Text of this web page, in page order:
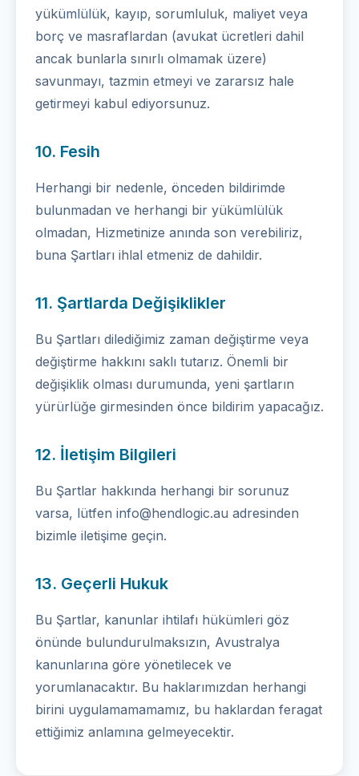
yükümlülük, kayıp, sorumluluk, maliyet veya
borç ve masraflardan (avukat ücretleri dahil
ancak bunlarla sınırlı olmamak üzere)
savunmayı, tazmin etmeyi ve zararsız hale
getirmeyi kabul ediyorsunuz.
10. Fesih
Herhangi bir nedenle, önceden bildirimde
bulunmadan ve herhangi bir yükümlülük
olmadan, Hizmetinize anında son verebiliriz,
buna Şartları ihlal etmeniz de dahildir.
11. Şartlarda Değişiklikler
Bu Şartları dilediğimiz zaman değiştirme veya
değiştirme hakkını saklı tutarız. Önemli bir
değişiklik olması durumunda, yeni şartların
yürürlüğe girmesinden önce bildirim yapacağız.
12. İletişim Bilgileri
Bu Şartlar hakkında herhangi bir sorunuz
varsa, lütfen info@hendlogic.au adresinden
bizimle iletişime geçin.
13. Geçerli Hukuk
Bu Şartlar, kanunlar ihtilafı hükümleri göz
önünde bulundurulmaksızın, Avustralya
kanunlarına göre yönetilecek ve
yorumlanacaktır. Bu haklarımızdan herhangi
birini uygulamamamamız, bu haklardan feragat
ettiğimiz anlamına gelmeyecektir.